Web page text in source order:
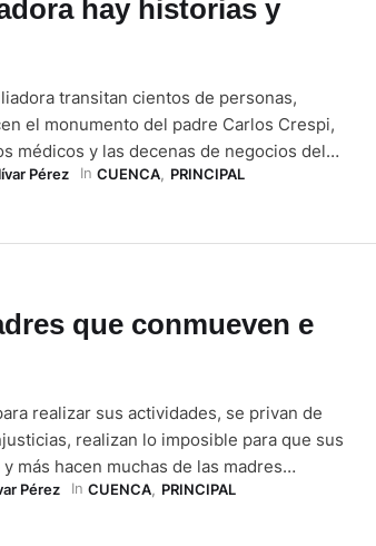
hay historias y
transitan cientos de personas,
el monumento del padre Carlos Crespi,
médicos y las decenas de negocios del
hace más de 50 años convirtiéndose en uno
Pérez In CUENCA, PRINCIPAL
que conmueven e
realizar sus actividades, se privan de
realizan lo imposible para que sus
más hacen muchas de las madres
las adversidades. Algunas lo han hecho
Pérez In CUENCA, PRINCIPAL